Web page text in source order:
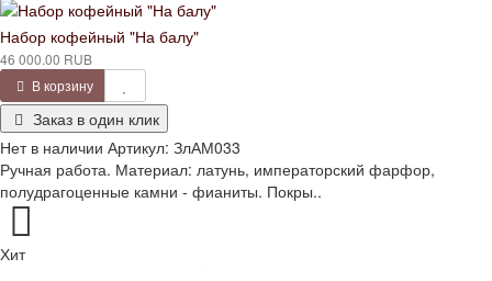
Набор кофейный "На балу"
46 000.00 RUB
В корзину
Заказ в один клик
Нет в наличии Артикул: ЗлАМ033
Ручная работа. Материал: латунь, императорский фарфор,
полудрагоценные камни - фианиты. Покры..
Хит